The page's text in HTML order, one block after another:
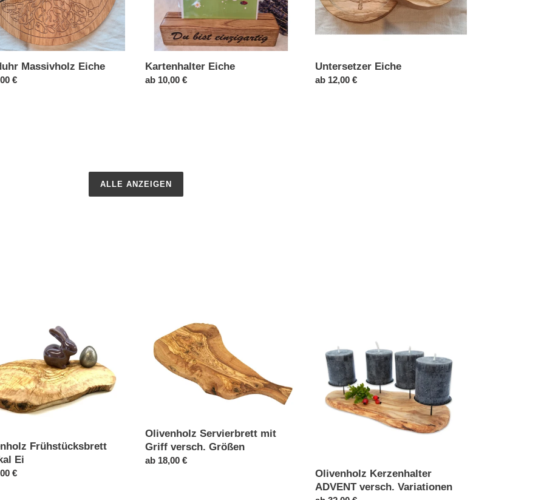
Massivholz Eiche
€
Kartenhalter Eiche
Normaler
ab 10,00 €
Untersetzer Eiche
Normaler
ab 12,00 €
ALLE ANZEIGEN
Frühstücksbrett
Ei
€
Servierbrett
mit
Griff
versch.
Olivenholz Servierbrett mit
Griff versch. Größen
Normaler
ab 18,00 €
ADVENT
versch.
Variationen
Olivenholz Kerzenhalter
ADVENT versch. Variationen